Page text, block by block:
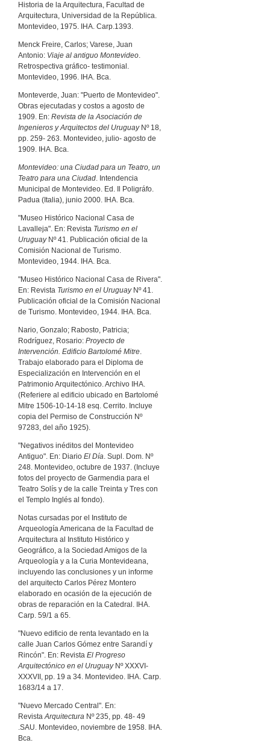
Historia de la Arquitectura, Facultad de
Arquitectura, Universidad de la República.
Montevideo, 1975. IHA. Carp.1393.
Menck Freire, Carlos; Varese, Juan
Antonio: Viaje al antiguo Montevideo.
Retrospectiva gráfico- testimonial.
Montevideo, 1996. IHA. Bca.
Monteverde, Juan: "Puerto de Montevideo".
Obras ejecutadas y costos a agosto de
1909. En: Revista de la Asociación de
Ingenieros y Arquitectos del UruguayNº 18,
pp. 259- 263. Montevideo, julio- agosto de
1909. IHA. Bca.
Montevideo: una Ciudad para un Teatro, un
Teatro para una Ciudad. Intendencia
Municipal de Montevideo. Ed. Il Poligráfo.
Padua (Italia), junio 2000. IHA. Bca.
"Museo Histórico Nacional Casa de
Lavalleja". En: Revista Turismo en el
UruguayNº 41. Publicación oficial de la
Comisión Nacional de Turismo.
Montevideo, 1944. IHA. Bca.
"Museo Histórico Nacional Casa de Rivera".
En: Revista Turismo en el UruguayNº 41.
Publicación oficial de la Comisión Nacional
de Turismo. Montevideo, 1944. IHA. Bca.
Nario, Gonzalo; Rabosto, Patricia;
Rodríguez, Rosario: Proyecto de
Intervención. Edificio Bartolomé Mitre.
Trabajo elaborado para el Diploma de
Especialización en Intervención en el
Patrimonio Arquitectónico. Archivo IHA.
(Referiere al edificio ubicado en Bartolomé
Mitre 1506-10-14-18 esq. Cerrito. Incluye
copia del Permiso de Construcción Nº
97283, del año 1925).
"Negativos inéditos del Montevideo
Antiguo". En: Diario El Día. Supl. Dom. Nº
248. Montevideo, octubre de 1937. (Incluye
fotos del proyecto de Garmendia para el
Teatro Solís y de la calle Treinta y Tres con
el Templo Inglés al fondo).
Notas cursadas por el Instituto de
Arqueología Americana de la Facultad de
Arquitectura al Instituto Histórico y
Geográfico, a la Sociedad Amigos de la
Arqueología y a la Curia Montevideana,
incluyendo las conclusiones y un informe
del arquitecto Carlos Pérez Montero
elaborado en ocasión de la ejecución de
obras de reparación en la Catedral. IHA.
Carp. 59/1 a 65.
"Nuevo edificio de renta levantado en la
calle Juan Carlos Gómez entre Sarandí y
Rincón". En: Revista El Progreso
Arquitectónico en el UruguayNº XXXVI-
XXXVII, pp. 19 a 34. Montevideo. IHA. Carp.
1683/14 a 17.
"Nuevo Mercado Central". En:
RevistaArquitectura Nº 235, pp. 48- 49
.SAU. Montevideo, noviembre de 1958. IHA.
Bca.